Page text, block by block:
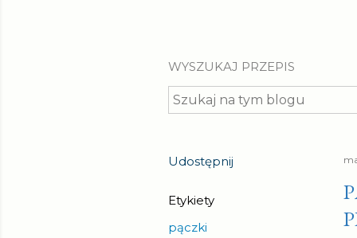
WYSZUKAJ PRZEPIS
Udostępnij
Etykiety
pączki